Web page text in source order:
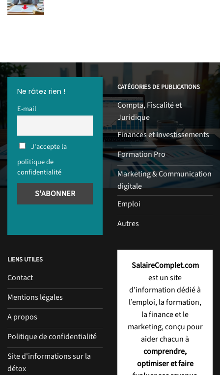
Ne râtez rien !
E-mail
J'accepte la
politique de
confidentialité
CATÉGORIES DE PUBLICATIONS
Compta, Fiscalité et
Juridique
Finances et Investissements
Formation Pro
Marketing & Communication
digitale
Emploi
Autres
LIENS UTILES
Contact
Mentions légales
A propos
Politique de confidentialité
Site d'informations sur la
détox
SalaireComplet.com
est un site
d’information dédié à
l’emploi, la formation,
la finance et le
marketing, conçu pour
aider chacun à
comprendre,
optimiser et faire